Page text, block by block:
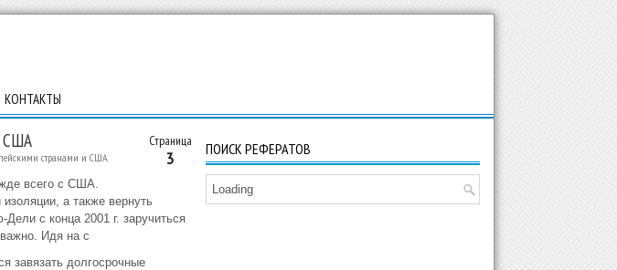
КОНТАКТЫ
Страница
3
США
странами и США
всего с США.
а также вернуть
с конца 2001 г. заручиться
Идя на с
завязать долгосрочные
ПОИСК РЕФЕРАТОВ
Loading